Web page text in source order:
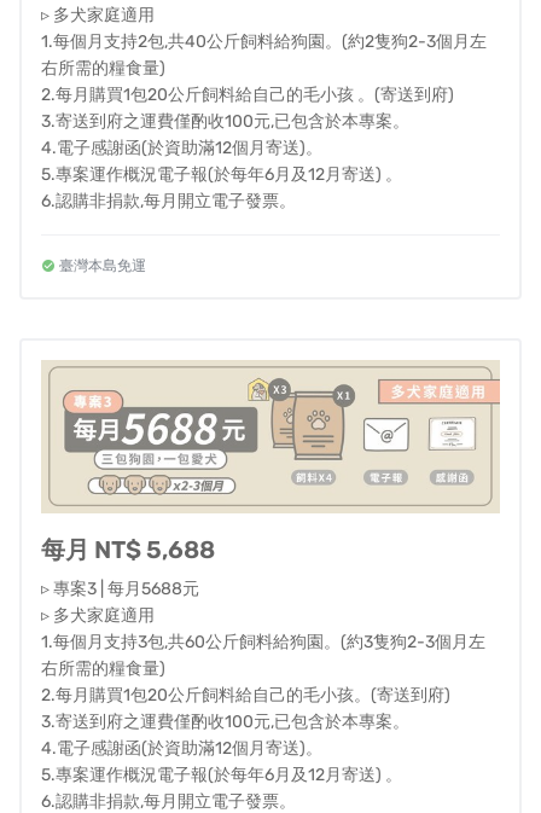
感謝您的細心閱讀，我們的專案說明到此告一段落，希望
您在聽取了漫長的集資說明之後，能對我們所發現的困
們將這個理念，分享給您身邊的親朋好友。
如果您願意參與集資計畫，以更具體方式支持我們的理
念，我們全體團隊同仁在此對您致上十二萬分的感謝。
這樣的支持，對我們是非常重要的，不僅能讓我們能持續
提供與投入更多資源，到臺灣各個需要被溫暖擁抱的角
落，也讓我們知道我們並不孤單，而每一隻浪浪，也將因
▍訂閱-支持狗園方案
▹ 多犬家庭適用
1.每個月支持2包,共40公斤飼料給狗園。(約2隻狗2-3個月左
右所需的糧食量)
2.每月購買1包20公斤飼料給自己的毛小孩 。(寄送到府)
3.寄送到府之運費僅酌收100元,已包含於本專案。
4.電子感謝函(於資助滿12個月寄送)。
5.專案運作概況電子報(於每年6月及12月寄送) 。
6.認購非捐款,每月開立電子發票。
臺灣本島免運
每月 NT$ 5,688
▹ 專案3 | 每月5688元
▹ 多犬家庭適用
1.每個月支持3包,共60公斤飼料給狗園。(約3隻狗2-3個月左
右所需的糧食量)
2.每月購買1包20公斤飼料給自己的毛小孩。(寄送到府)
3.寄送到府之運費僅酌收100元,已包含於本專案。
4.電子感謝函(於資助滿12個月寄送)。
5.專案運作概況電子報(於每年6月及12月寄送) 。
6.認購非捐款,每月開立電子發票。